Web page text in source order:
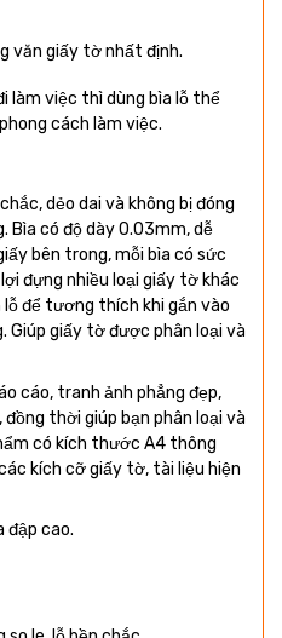
văn giấy tờ nhất định.
làm việc thì dùng bìa lỗ thể
cách làm việc.
dẻo dai và không bị đóng
Bìa có độ dày 0.03mm, dễ
bên trong, mỗi bìa có sức
đựng nhiều loại giấy tờ khác
để tương thích khi gắn vào
Giúp giấy tờ được phân loại và
cáo, tranh ảnh phẳng đẹp,
thời giúp bạn phân loại và
có kích thước A4 thông
kích cỡ giấy tờ, tài liệu hiện
đập cao.